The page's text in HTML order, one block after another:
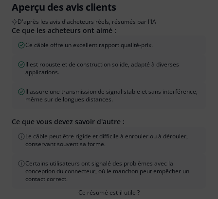
Aperçu des avis clients
D'après les avis d'acheteurs réels, résumés par l'IA
Ce que les acheteurs ont aimé :
Ce câble offre un excellent rapport qualité-prix.
Il est robuste et de construction solide, adapté à diverses
applications.
Il assure une transmission de signal stable et sans interférence,
même sur de longues distances.
Ce que vous devez savoir d'autre :
Le câble peut être rigide et difficile à enrouler ou à dérouler,
conservant souvent sa forme.
Certains utilisateurs ont signalé des problèmes avec la
conception du connecteur, où le manchon peut empêcher un
contact correct.
Ce résumé est-il utile ?